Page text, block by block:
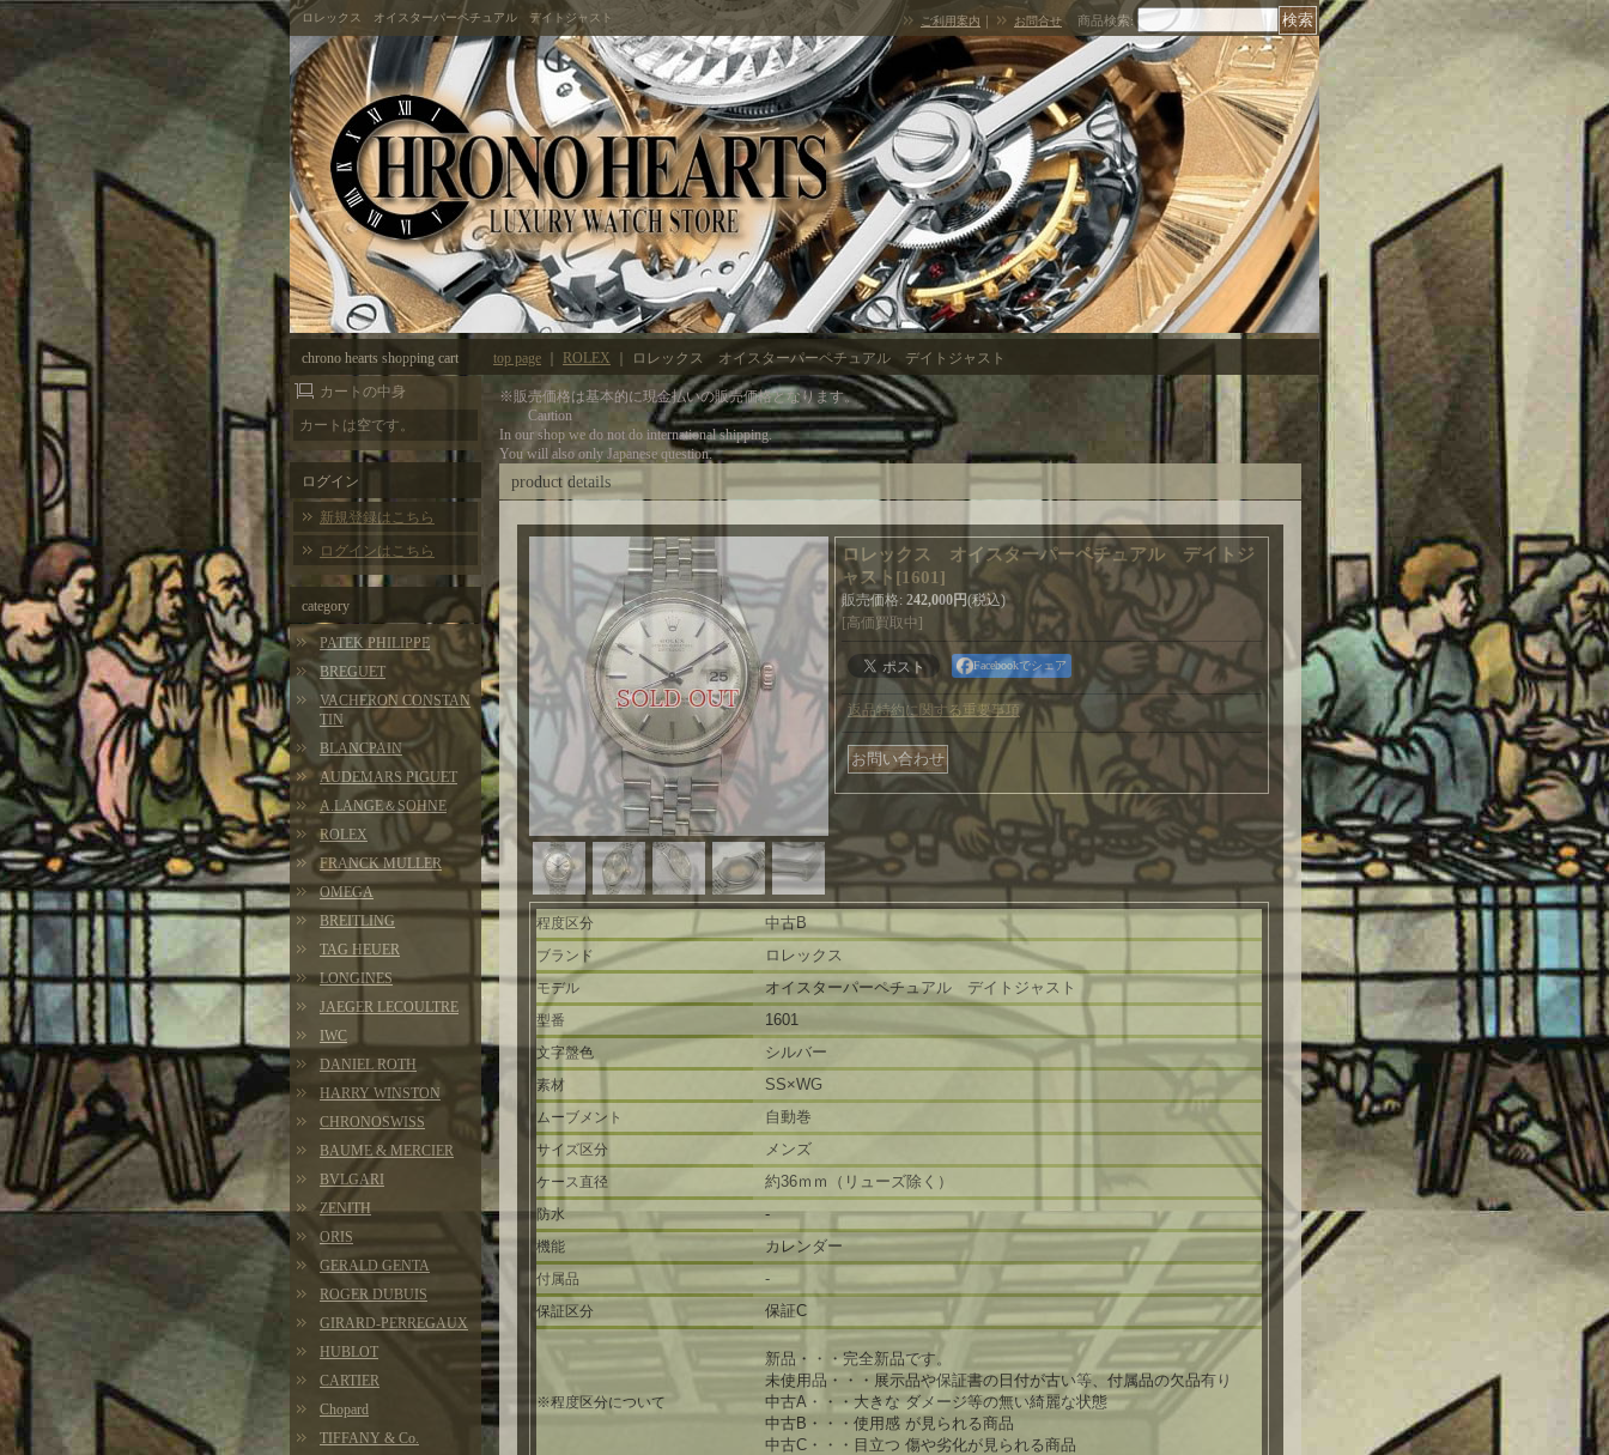
ロレックス オイスターパーペチュアル デイトジャスト ご利用案内 ｜ お問合せ 商品検索:
chrono hearts shopping cart
カートの中身
カートは空です。
ログイン
新規登録はこちら
ログインはこちら
category
PATEK PHILIPPE
BREGUET
VACHERON CONSTAN
TIN
BLANCPAIN
AUDEMARS PIGUET
A.LANGE＆SOHNE
ROLEX
FRANCK MULLER
OMEGA
BREITLING
TAG HEUER
LONGINES
JAEGER LECOULTRE
IWC
DANIEL ROTH
HARRY WINSTON
CHRONOSWISS
BAUME & MERCIER
BVLGARI
ZENITH
ORIS
GERALD GENTA
ROGER DUBUIS
GIRARD-PERREGAUX
HUBLOT
CARTIER
Chopard
TIFFANY & Co.
top page ROLEX ロレックス オイスターパーペチュアル デイトジャスト
※販売価格は基本的に現金払いの販売価格となります。
Caution
In our shop we do not do international shipping.
You will also only Japanese question.
product details
ロレックス オイスターパーペチュアル デイトジ
ャスト [1601 ]
販売価格: 242,000円(税込)
[高価買取中]
Facebookでシェア
返品特約に関する重要事項
程度区分 中古B
ブランド ロレックス
モデル オイスターパーペチュアル デイトジャスト
型番 1601
文字盤色 シルバー
素材 SS×WG
ムーブメント 自動巻
サイズ区分 メンズ
ケース直径 約36ｍｍ（リューズ除く）
防水 -
機能 カレンダー
付属品 -
保証区分 保証C
※程度区分について
新品・・・完全新品です。
未使用品・・・展示品や保証書の日付が古い等、付属品の欠品有り
中古A・・・大きな ダメージ等の無い綺麗な状態
中古B・・・使用感 が見られる商品
中古C・・・目立つ 傷や劣化が見られる商品